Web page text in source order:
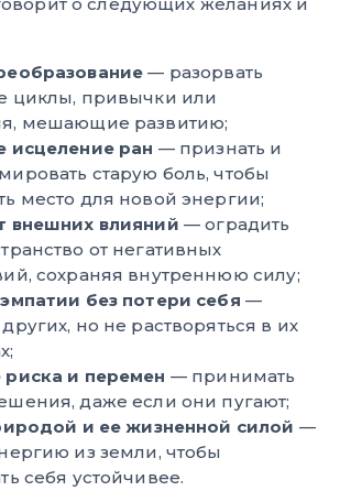
— разорвать
циклы, привычки или
мешающие развитию;
исцеление ран — признать и
старую боль, чтобы
место для новой энергии;
внешних влияний — оградить
от негативных
сохраняя внутреннюю силу;
без потери себя —
но не растворяться в их
и перемен — принимать
даже если они пугают;
и ее жизненной силой —
из земли, чтобы
себя устойчивее.